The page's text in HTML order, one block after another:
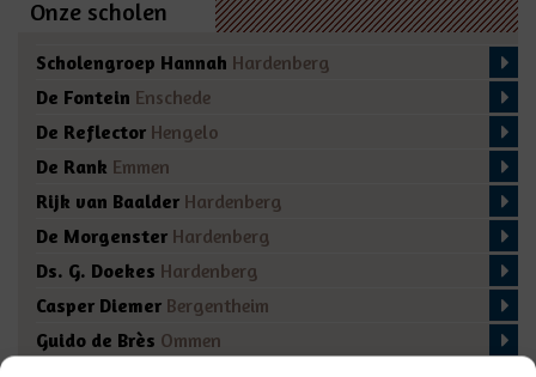
Onze scholen
Scholengroep Hannah Hardenberg
De Fontein Enschede
De Reflector Hengelo
De Rank Emmen
Rijk van Baalder Hardenberg
De Morgenster Hardenberg
Ds. G. Doekes Hardenberg
Casper Diemer Bergentheim
Guido de Brès Ommen